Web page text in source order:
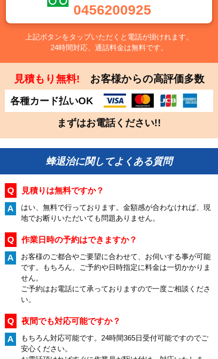
0456200925
上記ボタンをタップいただくと電話が掛けれます。
24時間対応、通話料金は無料です。
見積もり無料! お客様からの高評価多数
各種カード払いOK
まずはお電話ください!!
蜂退治に関してよくある質問
Q 見積りは無料ですか？
A
はい、無料で行っております。金額感が合わなければ、現
地でお断りいただいても問題ありません。
Q 作業日時の予約はできますか？
A
お客様のご都合やご要望に合わせて、お伺いする事が可能
です。もちろん、ご予約や日時指定に料金は一切かかりま
せん。
ご予約はお電話にて承っておりますので一度ご相談くださ
い。
Q 夜間でも対応可能ですか？
A
もちろん対応可能です。24時間365日受付可能ですのでご
安心ください。